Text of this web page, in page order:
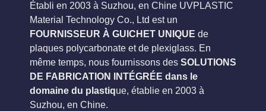
Établi en 2003 à Suzhou, en Chine UVPLASTIC
Material Technology Co., Ltd est un
FOURNISSEUR À GUICHET UNIQUE de
plaques polycarbonate et de plexiglass. En
même temps, nous fournissons des SOLUTIONS
DE FABRICATION INTÉGRÉE dans le
domaine du plastique, établie en 2003 à
Suzhou, en Chine.